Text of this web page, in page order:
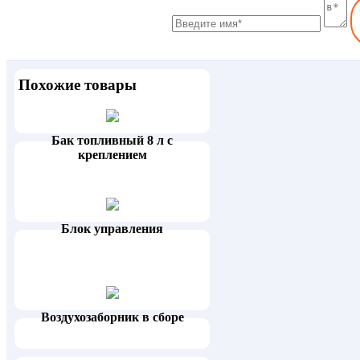
Похожие товары
Бак топливный 8 л с
креплением
Блок управления
Воздухозаборник в сборе